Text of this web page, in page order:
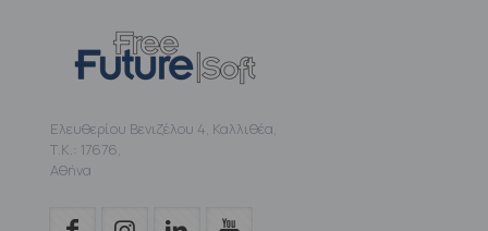
Ελευθερίου Βενιζέλου 4, Καλλιθέα,
Τ.Κ.: 17676,
Αθήνα